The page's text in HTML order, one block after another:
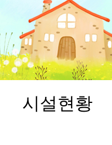
시설현황